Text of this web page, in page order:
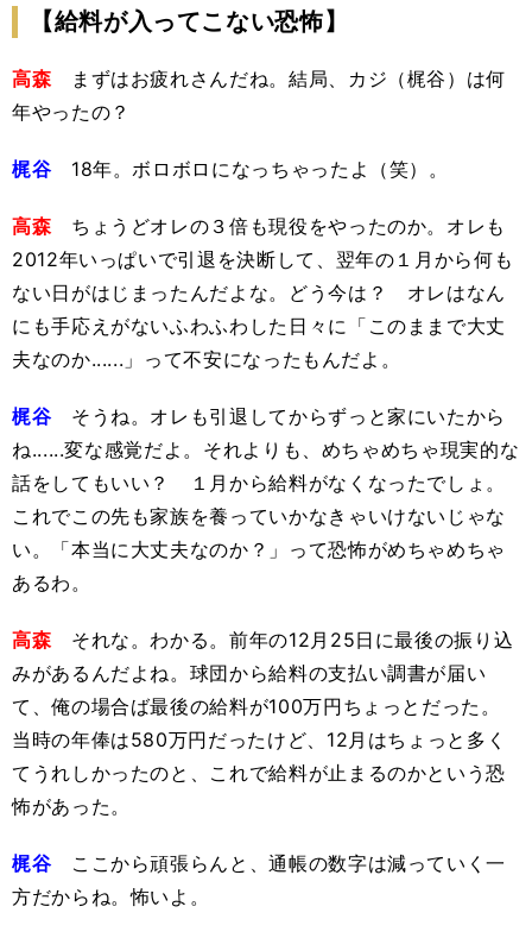
【給料が入ってこない恐怖】
高森まずはお疲れさんだね。結局、カジ（梶谷）は何
年やったの？
梶谷 18年。ボロボロになっちゃったよ（笑）。
高森ちょうどオレの３倍も現役をやったのか。オレも
2012年いっぱいで引退を決断して、翌年の１月から何も
ない日がはじまったんだよな。どう今は？ オレはなん
にも手応えがないふわふわした日々に「このままで大丈
夫なのか......」って不安になったもんだよ。
梶谷 そうね。オレも引退してからずっと家にいたから
ね......変な感覚だよ。それよりも、めちゃめちゃ現実的な
話をしてもいい？ １月から給料がなくなったでしょ。
これでこの先も家族を養っていかなきゃいけないじゃな
い。「本当に大丈夫なのか？」って恐怖がめちゃめちゃ
あるわ。
高森それな。わかる。前年の12月25日に最後の振り込
みがあるんだよね。球団から給料の支払い調書が届い
て、俺の場合ば最後の給料が100万円ちょっとだった。
当時の年俸は580万円だったけど、12月はちょっと多く
てうれしかったのと、これで給料が止まるのかという恐
怖があった。
梶谷 ここから頑張らんと、通帳の数字は減っていく一
方だからね。怖いよ。